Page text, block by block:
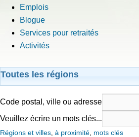
Emplois
Blogue
Services pour retraités
Activités
Toutes les régions
Code postal, ville ou adresse
Veuillez écrire un mots clés...
Régions et villes à proximité mots clés